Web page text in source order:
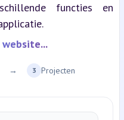
functies en
video...
→ 3 Projecten